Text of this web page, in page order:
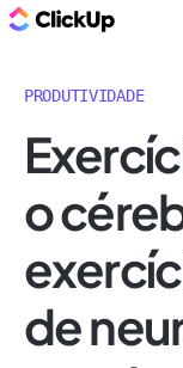
PRODUTIVIDADE
o
de